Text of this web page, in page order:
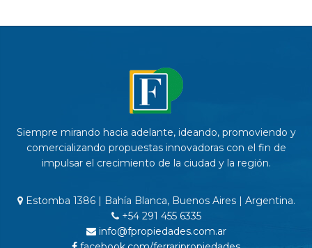
Siempre mirando hacia adelante, ideando, promoviendo y
comercializando propuestas innovadoras con el fin de
impulsar el crecimiento de la ciudad y la región.
Estomba 1386 | Bahía Blanca, Buenos Aires | Argentina.
+54 291 455 6335
info@fpropiedades.com.ar